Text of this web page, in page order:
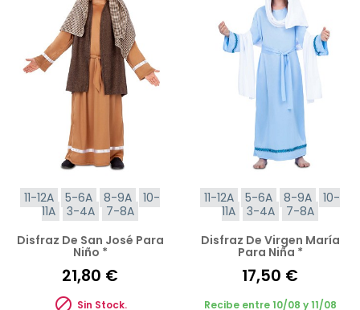
11-12A 5-6A 8-9A
10-
11A
3-4A
7-8A
Disfraz De San José Para
Niño *
21,80 €
 Sin Stock.
11-12A 5-6A 8-9A
10-
11A
3-4A
7-8A
Disfraz De Virgen María
Para Niña *
17,50 €
Recibe entre 10/08 y 11/08